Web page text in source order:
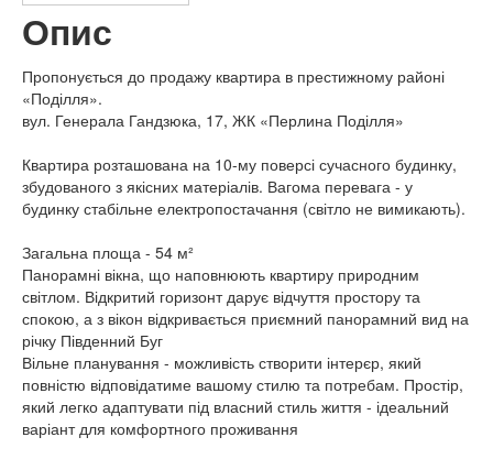
Опис
Пропонується до продажу квартира в престижному районі
«Поділля».
вул. Генерала Гандзюка, 17, ЖК «Перлина Поділля»
Квартира розташована на 10-му поверсі сучасного будинку,
збудованого з якісних матеріалів. Вагома перевага - у
будинку стабільне електропостачання (світло не вимикають).
Загальна площа - 54 м²
Панорамні вікна, що наповнюють квартиру природним
світлом. Відкритий горизонт дарує відчуття простору та
спокою, а з вікон відкривається приємний панорамний вид на
річку Південний Буг
Вільне планування - можливість створити інтерєр, який
повністю відповідатиме вашому стилю та потребам. Простір,
який легко адаптувати під власний стиль життя - ідеальний
варіант для комфортного проживання